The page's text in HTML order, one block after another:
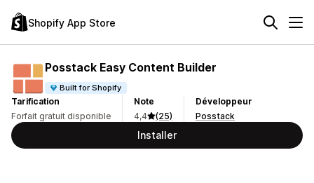
Shopify App Store
Posstack Easy Content Builder
Built for Shopify
Tarification
Forfait gratuit disponible
Note
4,4
(25)
Développeur
Posstack
Installer